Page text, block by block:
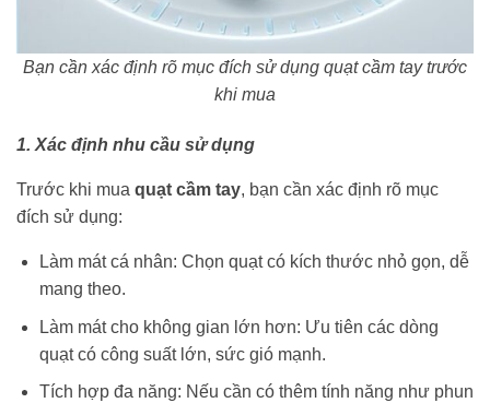
Bạn cần xác định rõ mục đích sử dụng quạt cầm tay trước
khi mua
1. Xác định nhu cầu sử dụng
Trước khi mua quạt cầm tay, bạn cần xác định rõ mục
đích sử dụng:
Làm mát cá nhân: Chọn quạt có kích thước nhỏ gọn, dễ
mang theo.
Làm mát cho không gian lớn hơn: Ưu tiên các dòng
quạt có công suất lớn, sức gió mạnh.
Tích hợp đa năng: Nếu cần có thêm tính năng như phun